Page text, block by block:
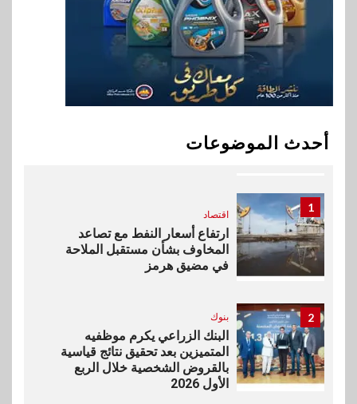
أحدث الموضوعات
إي اف چي فاينانس تستعرض
خطط نمو «بلد» لتعزيز حضورها
في سوق تحويلات المصريين
بالخارج
بيان توضيحي صادر عن شركة
ناتجاس
1
اقتصاد
ارتفاع أسعار النفط مع تصاعد
المخاوف بشأن مستقبل الملاحة
في مضيق هرمز
2 بنوك
البنك الزراعي يكرم موظفيه
المتميزين بعد تحقيق نتائج قياسية
بالقروض الشخصية خلال الربع
الأول 2026